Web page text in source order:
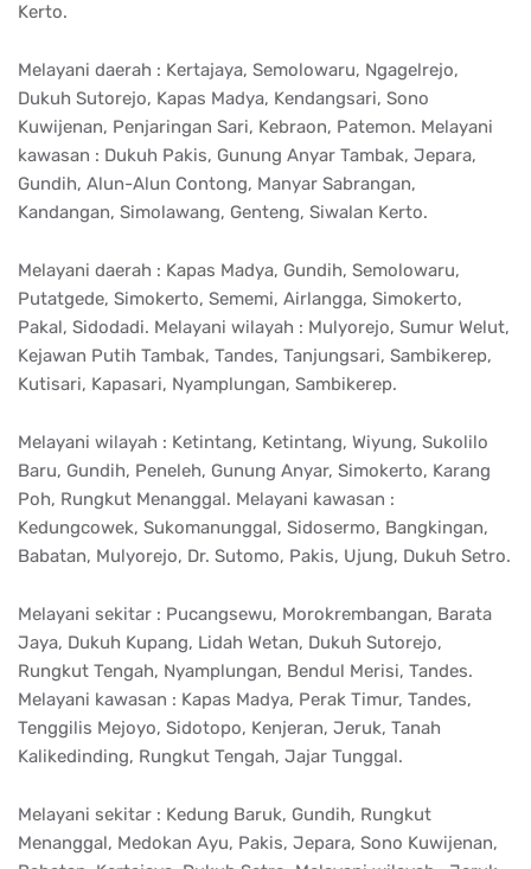
Kerto.
Melayani daerah : Kertajaya, Semolowaru, Ngagelrejo,
Dukuh Sutorejo, Kapas Madya, Kendangsari, Sono
Kuwijenan, Penjaringan Sari, Kebraon, Patemon. Melayani
kawasan : Dukuh Pakis, Gunung Anyar Tambak, Jepara,
Gundih, Alun-Alun Contong, Manyar Sabrangan,
Kandangan, Simolawang, Genteng, Siwalan Kerto.
Melayani daerah : Kapas Madya, Gundih, Semolowaru,
Putatgede, Simokerto, Sememi, Airlangga, Simokerto,
Pakal, Sidodadi. Melayani wilayah : Mulyorejo, Sumur Welut,
Kejawan Putih Tambak, Tandes, Tanjungsari, Sambikerep,
Kutisari, Kapasari, Nyamplungan, Sambikerep.
Melayani wilayah : Ketintang, Ketintang, Wiyung, Sukolilo
Baru, Gundih, Peneleh, Gunung Anyar, Simokerto, Karang
Poh, Rungkut Menanggal. Melayani kawasan :
Kedungcowek, Sukomanunggal, Sidosermo, Bangkingan,
Babatan, Mulyorejo, Dr. Sutomo, Pakis, Ujung, Dukuh Setro.
Melayani sekitar : Pucangsewu, Morokrembangan, Barata
Jaya, Dukuh Kupang, Lidah Wetan, Dukuh Sutorejo,
Rungkut Tengah, Nyamplungan, Bendul Merisi, Tandes.
Melayani kawasan : Kapas Madya, Perak Timur, Tandes,
Tenggilis Mejoyo, Sidotopo, Kenjeran, Jeruk, Tanah
Kalikedinding, Rungkut Tengah, Jajar Tunggal.
Melayani sekitar : Kedung Baruk, Gundih, Rungkut
Menanggal, Medokan Ayu, Pakis, Jepara, Sono Kuwijenan,